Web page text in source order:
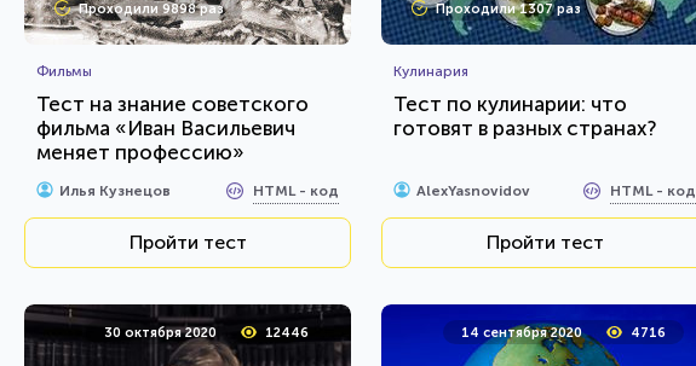
Проходили 9898 раз
Фильмы
Тест на знание советского
фильма «Иван Васильевич
меняет профессию»
Илья Кузнецов HTML - код
Пройти тест
Проходили 1307 раз
Кулинария
Тест по кулинарии: что
готовят в разных странах?
AlexYasnovidov HTML - код
Пройти тест
30 октября 2020 12446 14 сентября 2020 4716